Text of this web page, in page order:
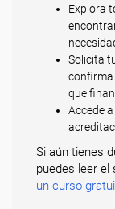
Explora
Solicita
confirma
que
Accede
Si aún tienes
puedes leer el
un curso